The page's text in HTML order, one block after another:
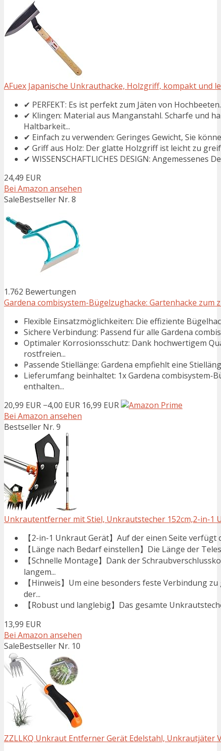
AFuex Japanische Unkrauthacke, Holzgriff, kompakt und
✔ PERFEKT: Es ist perfekt zum Jäten von Hochbeeten.
✔ Klingen: Material aus Manganstahl. Scharfe und
Haltbarkeit...
✔ Einfach zu verwenden: Geringes Gewicht, Sie
✔ Griff aus Holz: Der glatte Holzgriff ist leicht zu
✔ WISSENSCHAFTLICHES DESIGN:
24,49 EUR
Bei Amazon ansehen
SaleBestseller Nr. 8
1.762 Bewertungen
Gardena combisystem-Bügelzughacke: Gartenhacke
Flexible Einsatzmöglichkeiten: Die effiziente
Sichere Verbindung: Passend für alle Gardena
Optimaler Korrosionsschutz: Dank hochwertigem
rostfreien...
Passende Stiellänge: Gardena empfiehlt eine
Lieferumfang beinhaltet: 1x Gardena combisystem-
enthalten...
20,99 EUR −4,00 EUR 16,99 EUR
Bei Amazon ansehen
Bestseller Nr. 9
Unkrautentferner mit Stiel, Unkrautstecher 152cm,2-in-1
【2-in-1 Unkraut Gerät】Auf der einen Seite
【Länge nach Bedarf einstellen】Die Länge der
【Schnelle Montage】Dank der
langem...
【Hinweis】Um eine besonders feste Verbindung
der...
【Robust und langlebig】Das gesamte
13,99 EUR
Bei Amazon ansehen
SaleBestseller Nr. 10
ZZLLKQ Unkraut Entferner Gerät Edelstahl, Unkrautjäter